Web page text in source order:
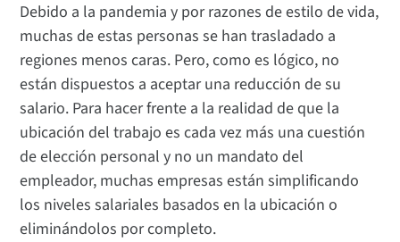
Debido a la pandemia y por razones de estilo de vida,
muchas de estas personas se han trasladado a
regiones menos caras. Pero, como es lógico, no
están dispuestos a aceptar una reducción de su
salario. Para hacer frente a la realidad de que la
ubicación del trabajo es cada vez más una cuestión
de elección personal y no un mandato del
empleador, muchas empresas están simplificando
los niveles salariales basados en la ubicación o
eliminándolos por completo.